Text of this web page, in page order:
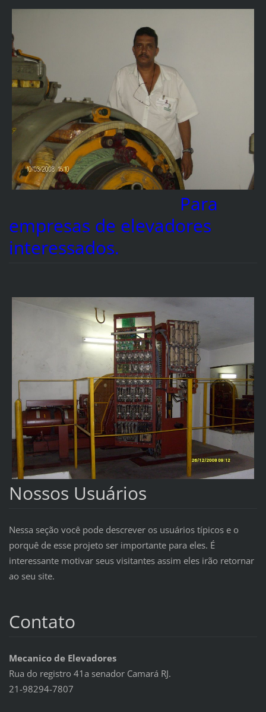
Para
empresas de elevadores
interessados.
Nossos Usuários
Nessa seção você pode descrever os usuários típicos e o
porquê de esse projeto ser importante para eles. É
interessante motivar seus visitantes assim eles irão retornar
ao seu site.
Contato
Mecanico de Elevadores
Rua do registro 41a senador Camará RJ.
21-98294-7807